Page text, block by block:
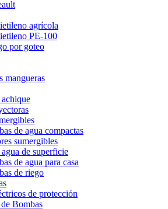
agrícola
PE-100
por goteo
mangueras
de agua compactas
sumergibles
de superficie
de agua para casa
de riego
de protección
Bombas